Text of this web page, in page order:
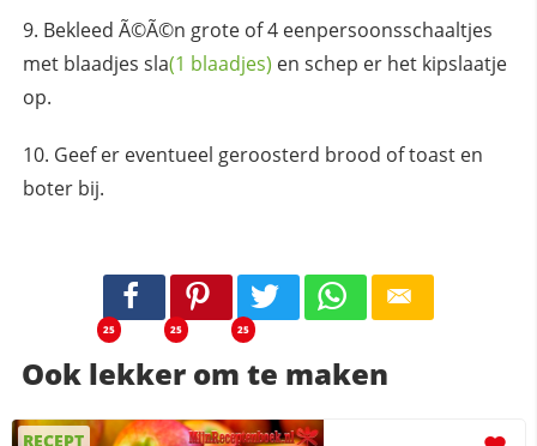
Bekleed Ã©Ã©n grote of 4 eenpersoonsschaaltjes
met blaadjes sla(1 blaadjes) en schep er het kipslaatje
op.
Geef er eventueel geroosterd brood of toast en
boter bij.
25 25 25
Ook lekker om te maken
RECEPT